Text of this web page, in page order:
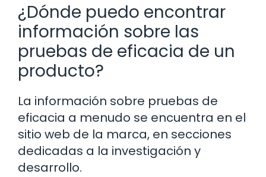
¿Dónde puedo encontrar
información sobre las
pruebas de eficacia de un
producto?
La información sobre pruebas de
eficacia a menudo se encuentra en el
sitio web de la marca, en secciones
dedicadas a la investigación y
desarrollo.